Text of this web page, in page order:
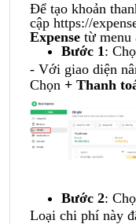
Để tạo khoản
cập https://
Expense từ menu
Bước 1:
- Với giao diện
Chọn + Thanh
Bước 2:
Loại chi phí này